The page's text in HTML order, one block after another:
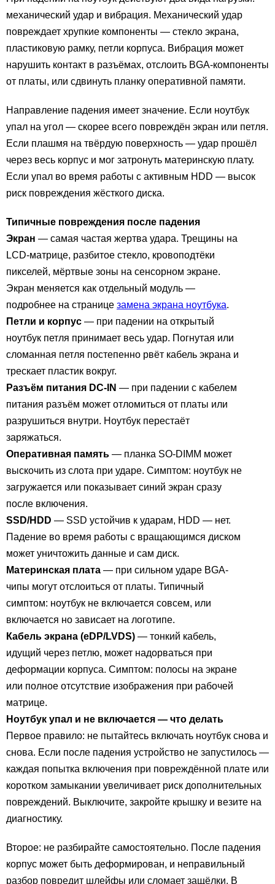
механический удар и вибрация. Механический удар
повреждает хрупкие компоненты — стекло экрана,
пластиковую рамку, петли корпуса. Вибрация может
нарушить контакт в разъёмах, отслоить BGA-компоненты
от платы, или сдвинуть планку оперативной памяти.
Направление падения имеет значение. Если ноутбук
упал на угол — скорее всего повреждён экран или петля.
Если плашмя на твёрдую поверхность — удар прошёл
через весь корпус и мог затронуть материнскую плату.
Если упал во время работы с активным HDD — высок
риск повреждения жёсткого диска.
Типичные повреждения после падения
Экран — самая частая жертва удара. Трещины на
LCD-матрице, разбитое стекло, кровоподтёки
пикселей, мёртвые зоны на сенсорном экране.
Экран меняется как отдельный модуль —
подробнее на странице замена экрана ноутбука.
Петли и корпус — при падении на открытый
ноутбук петля принимает весь удар. Погнутая или
сломанная петля постепенно рвёт кабель экрана и
трескает пластик вокруг.
Разъём питания DC-IN — при падении с кабелем
питания разъём может отломиться от платы или
разрушиться внутри. Ноутбук перестаёт
заряжаться.
Оперативная память — планка SO-DIMM может
выскочить из слота при ударе. Симптом: ноутбук не
загружается или показывает синий экран сразу
после включения.
SSD/HDD — SSD устойчив к ударам, HDD — нет.
Падение во время работы с вращающимся диском
может уничтожить данные и сам диск.
Материнская плата — при сильном ударе BGA-
чипы могут отслоиться от платы. Типичный
симптом: ноутбук не включается совсем, или
включается но зависает на логотипе.
Кабель экрана (eDP/LVDS) — тонкий кабель,
идущий через петлю, может надорваться при
деформации корпуса. Симптом: полосы на экране
или полное отсутствие изображения при рабочей
матрице.
Ноутбук упал и не включается — что делать
Первое правило: не пытайтесь включать ноутбук снова и
снова. Если после падения устройство не запустилось —
каждая попытка включения при повреждённой плате или
коротком замыкании увеличивает риск дополнительных
повреждений. Выключите, закройте крышку и везите на
диагностику.
Второе: не разбирайте самостоятельно. После падения
корпус может быть деформирован, и неправильный
разбор повредит шлейфы или сломает защёлки. В